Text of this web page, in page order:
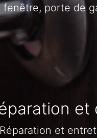
fenêtre, porte de
Réparation et